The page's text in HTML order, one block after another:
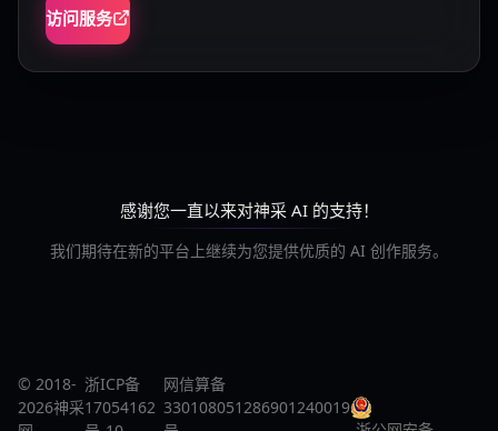
访问服务
感谢您一直以来对神采 AI 的支持！
我们期待在新的平台上继续为您提供优质的 AI 创作服务。
© 2018-
2026神采
浙ICP备
17054162
网信算备
330108051286901240019